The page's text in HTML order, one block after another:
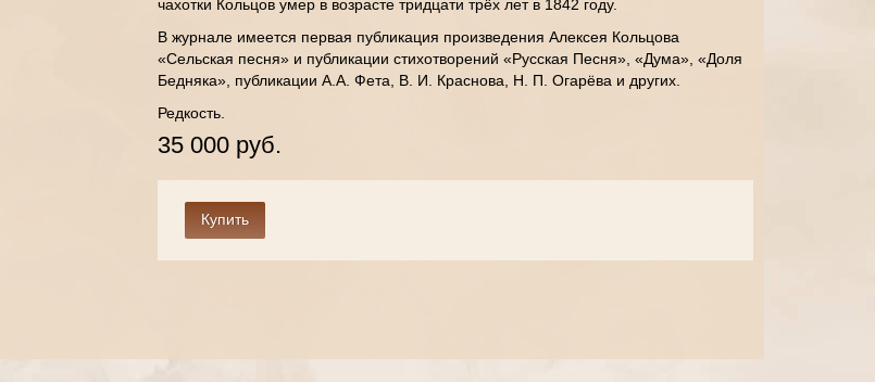
чахотки Кольцов умер в возрасте тридцати трёх лет в 1842 году.
В журнале имеется первая публикация произведения Алексея Кольцова
«Сельская песня» и публикации стихотворений «Русская Песня», «Дума», «Доля
Бедняка», публикации А.А. Фета, В. И. Краснова, Н. П. Огарёва и других.
Редкость.
35 000 руб.